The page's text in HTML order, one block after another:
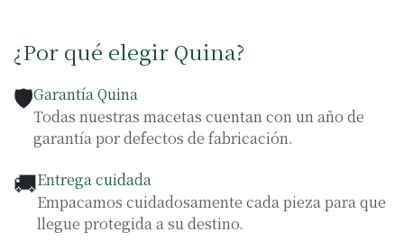
¿Por qué elegir Quina?
🛡️Garantía Quina
Todas nuestras macetas cuentan con un año de
garantía por defectos de fabricación.
🚚Entrega cuidada
Empacamos cuidadosamente cada pieza para que
llegue protegida a su destino.